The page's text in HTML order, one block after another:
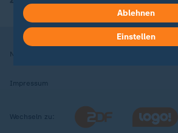
Nutzungsbedingungen
Impressum
Wechseln zu:
in deinen Einstellungen
Hier findest du das Impressum.
Weitere Informationen findest du
Ablehnen
Einstellen